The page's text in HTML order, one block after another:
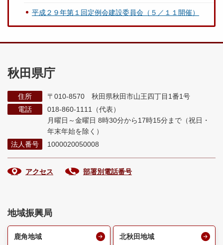
平成２９年第１回定例会建設委員会（５／１１開催）
秋田県庁
住所
〒010-8570 秋田県秋田市山王四丁目1番1号
電話
018-860-1111（代表）
月曜日～金曜日 8時30分から17時15分まで （祝日・
年末年始を除く）
法人番号
1000020050008
アクセス 部署別電話番号
地域振興局
鹿角地域 北秋田地域